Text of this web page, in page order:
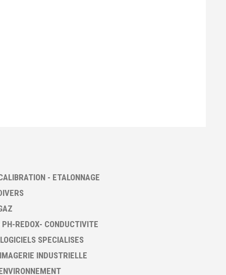
- ETALONNAGE
REDOX- CONDUCTIVITE
SPECIALISES
INDUSTRIELLE